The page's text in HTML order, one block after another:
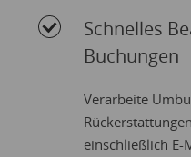
Schnelles
Buchungen
Verarbeite
einschließlich